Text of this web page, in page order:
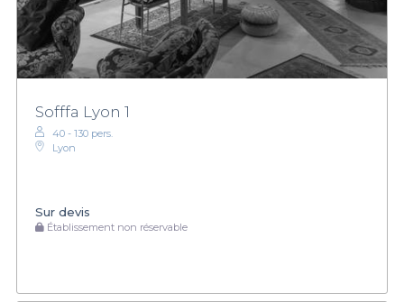
Sofffa Lyon 1
40 - 130 pers.
Lyon
Sur devis
Établissement non réservable